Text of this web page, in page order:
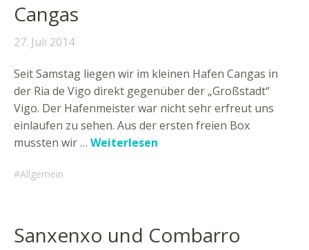
Cangas
27. Juli 2014
Seit Samstag liegen wir im kleinen Hafen Cangas in
der Ria de Vigo direkt gegenüber der „Großstadt“
Vigo. Der Hafenmeister war nicht sehr erfreut uns
einlaufen zu sehen. Aus der ersten freien Box
mussten wir … Weiterlesen
Allgemein
Sanxenxo und Combarro